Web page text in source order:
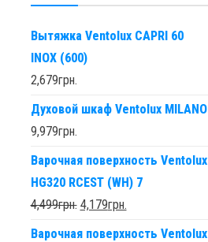
Вытяжка Ventolux CAPRI 60
INOX (600)
2,679грн.
Духовой шкаф Ventolux MILANO
9,979грн.
Варочная поверхность Ventolux
HG320 RCEST (WH) 7
4,499грн. 4,179грн.
Варочная поверхность Ventolux